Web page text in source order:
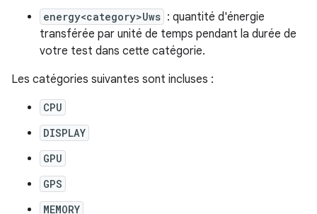
energy<category>Uws : quantité d'énergie
transférée par unité de temps pendant la durée de
votre test dans cette catégorie.
Les catégories suivantes sont incluses :
CPU
DISPLAY
GPU
GPS
MEMORY